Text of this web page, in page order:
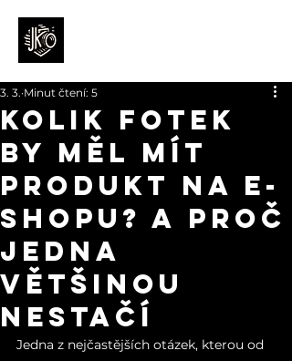
Kolik fotek
by měl mít
produkt na e-
shopu? A proč
jedna
většinou
nestačí
3. 3. Minut čtení: 5
Jedna z nejčastějších otázek, kterou od